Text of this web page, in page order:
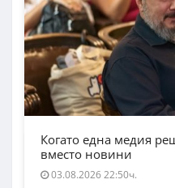
Когато една медия
вместо новини
03.08.2026 22:50ч.